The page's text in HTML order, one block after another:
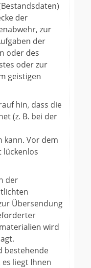
der
zur
der
oder des
oder zur
geistigen
hin, dass die
(z. B. bei der
kann. Vor dem
lückenlos
der
Übersendung
wird
bestehende
liegt Ihnen